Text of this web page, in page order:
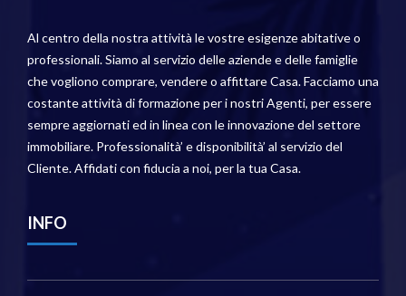
Al centro della nostra attività le vostre esigenze abitative o
professionali. Siamo al servizio delle aziende e delle famiglie
che vogliono comprare, vendere o affittare Casa. Facciamo una
costante attività di formazione per i nostri Agenti, per essere
sempre aggiornati ed in linea con le innovazione del settore
immobiliare. Professionalità’ e disponibilità’ al servizio del
Cliente. Affidati con fiducia a noi, per la tua Casa.
INFO